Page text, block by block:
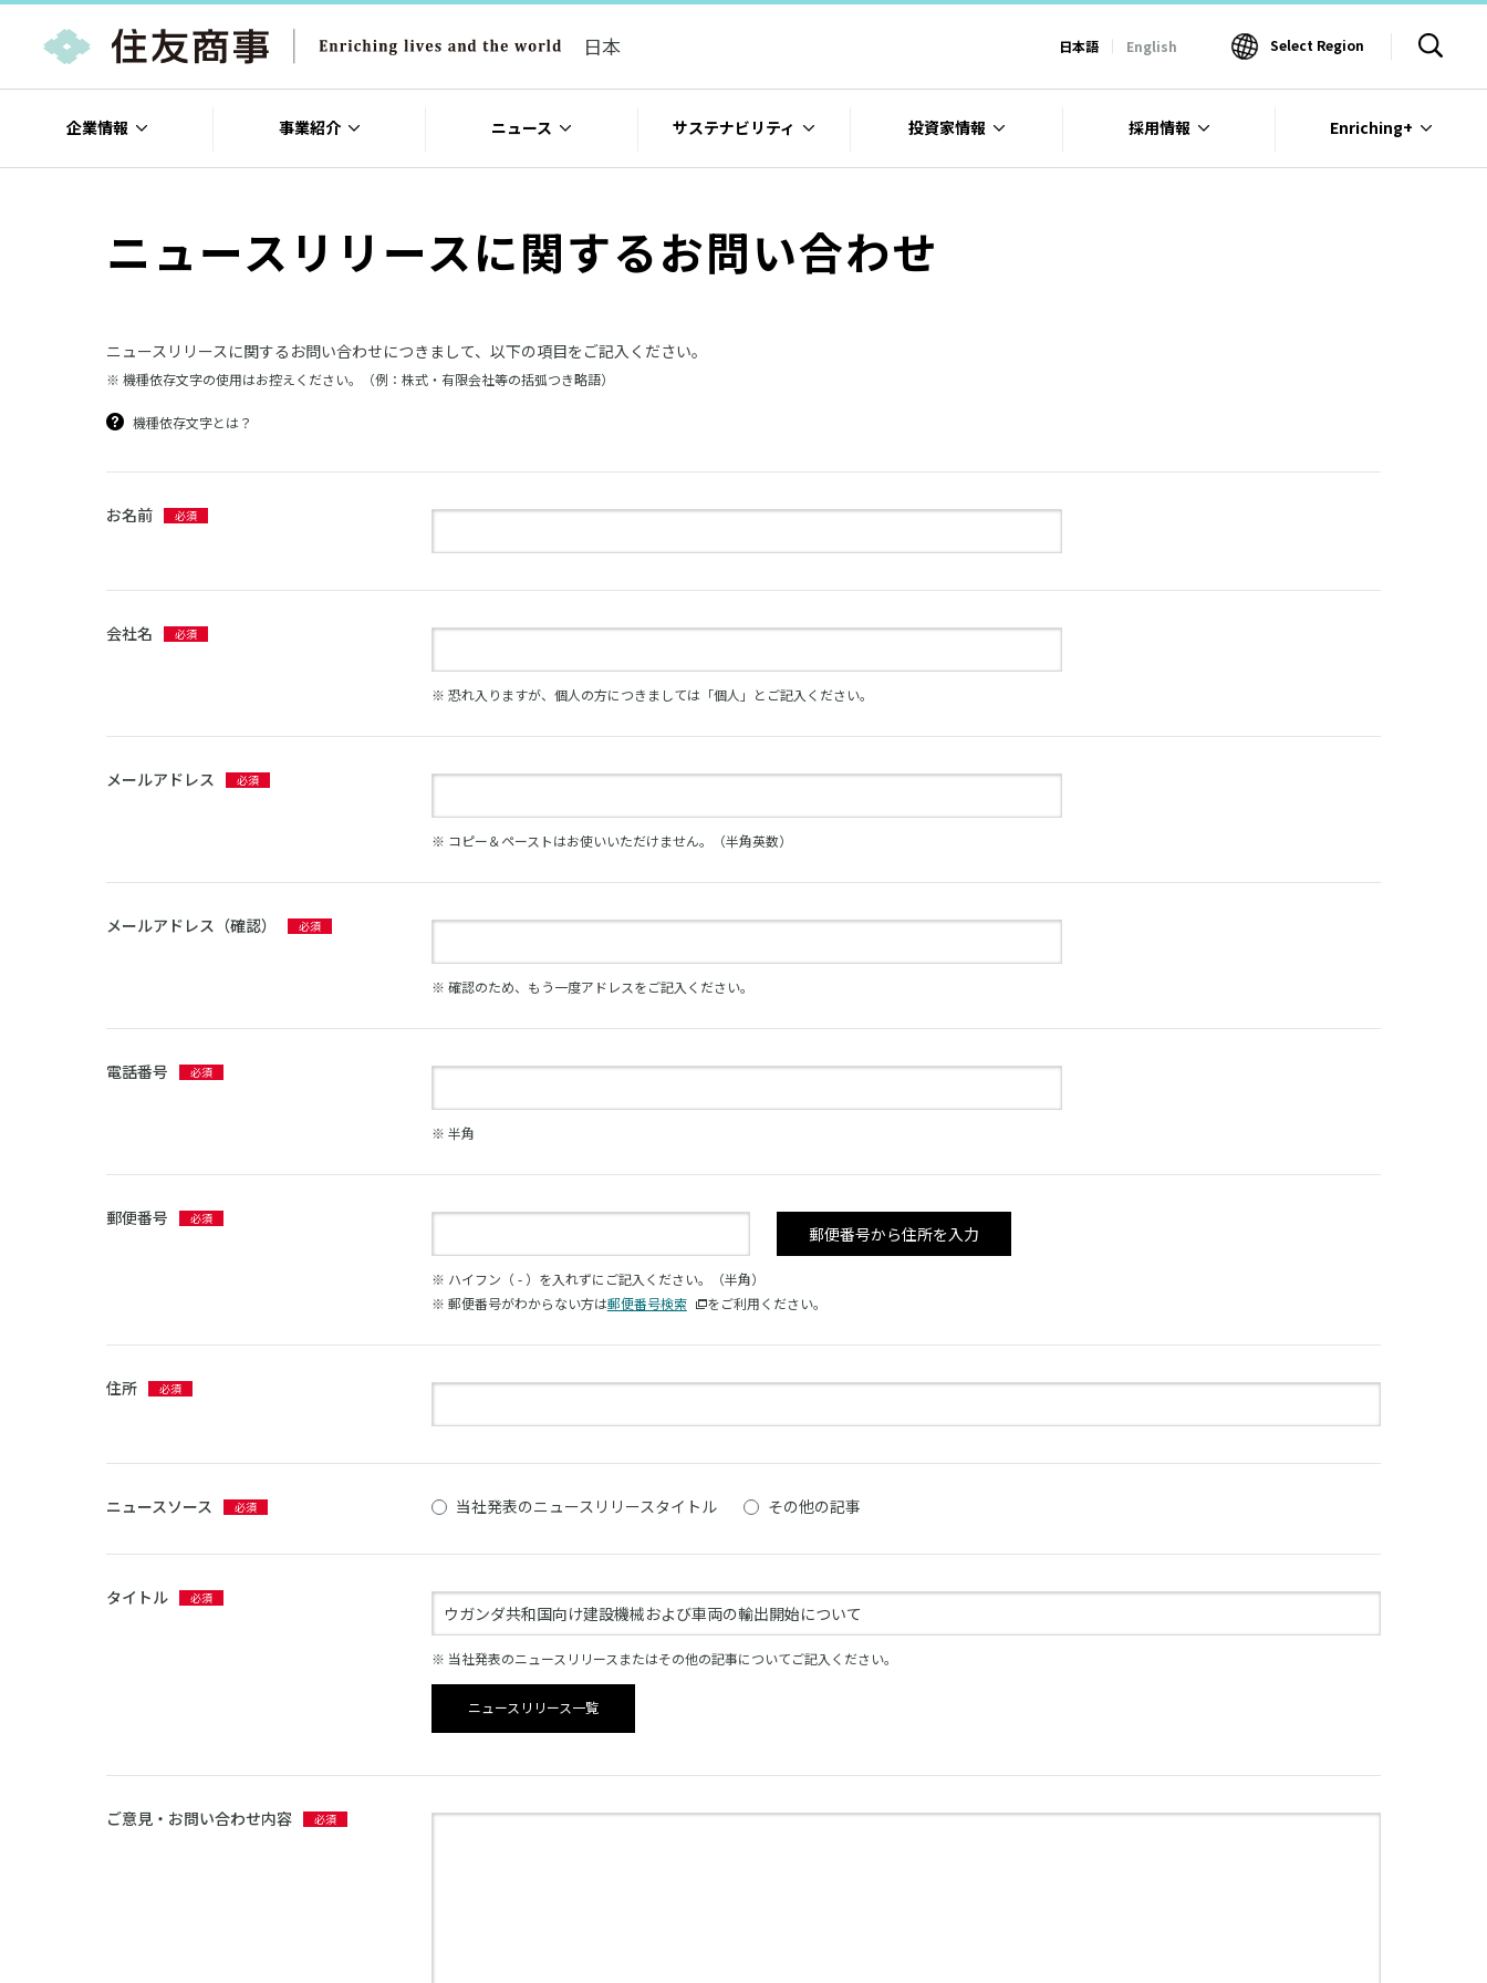
日本 日本語 English Select Region
企業情報 事業紹介 ニュース サステナビリティ 投資家情報 採用情報 Enriching+
ニュースリリースに関するお問い合わせ
ニュースリリースに関するお問い合わせにつきまして、以下の項目をご記入ください。
※ 機種依存文字の使用はお控えください。（例：株式・有限会社等の括弧つき略語）
機種依存文字とは？
お名前
会社名
※ 恐れ入りますが、個人の方につきましては「個人」とご記入ください。
メールアドレス
※ コピー＆ペーストはお使いいただけません。（半角英数）
メールアドレス（確認）
※ 確認のため、もう一度アドレスをご記入ください。
電話番号
※ 半角
郵便番号
郵便番号から住所を入力
※ ハイフン（ - ）を入れずにご記入ください。（半角）
※ 郵便番号がわからない方は郵便番号検索 をご利用ください。
住所
ニュースソース 当社発表のニュースリリースタイトル その他の記事
タイトル
※ 当社発表のニュースリリースまたはその他の記事についてご記入ください。
ニュースリリース一覧
ご意見・お問い合わせ内容